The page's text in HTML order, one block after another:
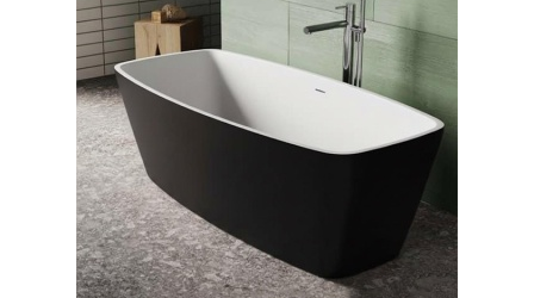
وان فری استندینگ بیانکا
بیرون مشکی